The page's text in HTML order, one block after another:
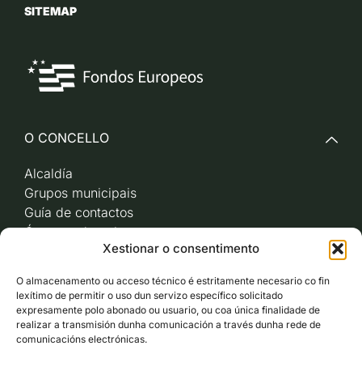
Xestionar o consentimento
O almacenamento ou acceso técnico é estritamente necesario co fin
lexítimo de permitir o uso dun servizo específico solicitado
expresamente polo abonado ou usuario, ou coa única finalidade de
realizar a transmisión dunha comunicación a través dunha rede de
comunicacións electrónicas.
SITEMAP
O CONCELLO
Alcaldía
Grupos municipais
Guía de contactos
Órganos de goberno
Acceso a videoactas
xunta de goberno local
Imaxe corporativa
CARBALLO AO DÍA